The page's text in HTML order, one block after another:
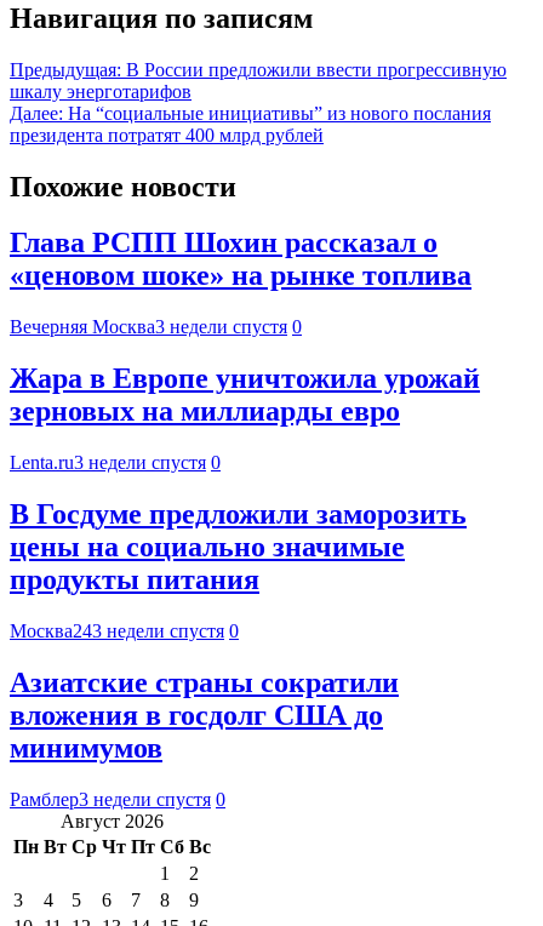
Навигация по записям
Предыдущая: В России предложили ввести прогрессивную
шкалу энерготарифов
Далее: На “социальные инициативы” из нового послания
президента потратят 400 млрд рублей
Похожие новости
Глава РСПП Шохин рассказал о
«ценовом шоке» на рынке топлива
Вечерняя Москва3 недели спустя 0
Жара в Европе уничтожила урожай
зерновых на миллиарды евро
Lenta.ru3 недели спустя 0
В Госдуме предложили заморозить
цены на социально значимые
продукты питания
Москва243 недели спустя 0
Азиатские страны сократили
вложения в госдолг США до
минимумов
Рамблер3 недели спустя 0
Август 2026
Пн Вт Ср Чт Пт Сб Вс
1
2
3
4 5 6 7 8
9